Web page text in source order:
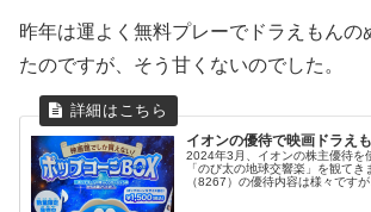
昨年は運よく無料プレーでドラえもんの
たのですが、そう甘くないのでした。
イオンの優待で映画ドラえ
2024年3月、イオンの株主優待を
「のび太の地球交響楽」を観て
（8267）の優待内容は様々です